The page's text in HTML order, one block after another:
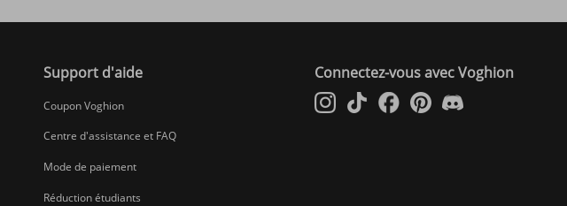
Support d'aide
Coupon Voghion
Centre d'assistance et FAQ
Mode de paiement
Réduction étudiants
Connectez-vous avec Voghion